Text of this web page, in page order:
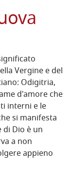
Vergine e del
Odigitria,
d'amore che
interni e le
si manifesta
di Dio è un
a non
appieno